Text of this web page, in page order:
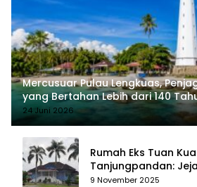
Mercusuar Pulau Lengkuas,
yang Bertahan Lebih dari 140
24 Juni 2026
Rumah Eks Tuan
Tanjungpandan:
Kenangan
9 November 2025